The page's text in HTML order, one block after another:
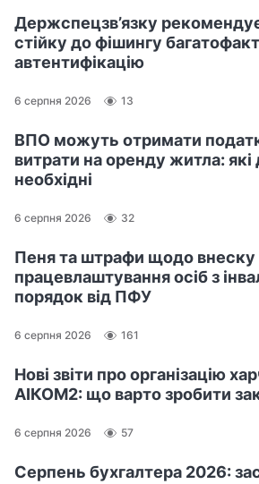
Держспецзв’язку
стійку до фішингу
автентифікацію
6 серпня 2026 13
ВПО можуть отримати
витрати на оренду житла:
необхідні
6 серпня 2026 32
Пеня та штрафи щодо внеску
працевлаштування осіб з
порядок від ПФУ
6 серпня 2026 161
Нові звіти про організацію
АІКОМ2: що варто зробити
6 серпня 2026 57
Серпень бухгалтера 2026: